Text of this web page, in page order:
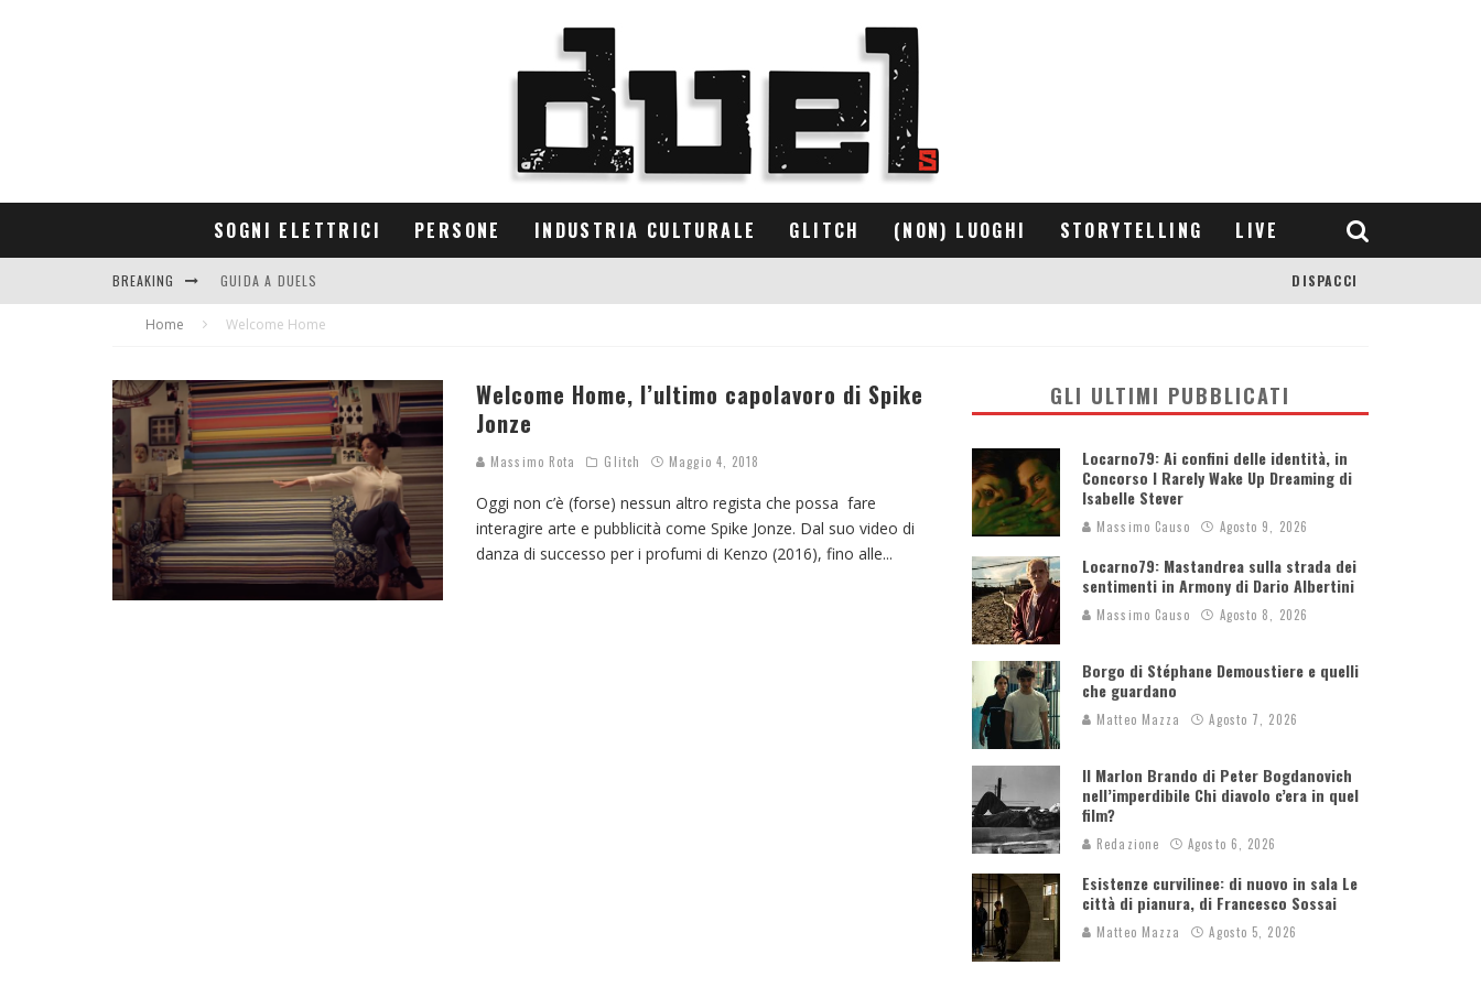
SOGNI ELETTRICI PERSONE INDUSTRIA CULTURALE GLITCH (NON) LUOGHI STORYTELLING LIVE
BREAKING GUIDA A DUELS
CONTRIBUTORS
DISPACCI
Home Welcome Home
Welcome Home, l’ultimo capolavoro di Spike
Jonze
Massimo Rota Glitch Maggio 4, 2018
Oggi non c’è (forse) nessun altro regista che possa fare
interagire arte e pubblicità come Spike Jonze. Dal suo video di
danza di successo per i profumi di Kenzo (2016), fino alle...
GLI ULTIMI PUBBLICATI
Locarno79: Ai confini delle identità, in
Concorso I Rarely Wake Up Dreaming di
Isabelle Stever
Massimo Causo Agosto 9, 2026
Locarno79: Mastandrea sulla strada dei
sentimenti in Armony di Dario Albertini
Massimo Causo Agosto 8, 2026
Borgo di Stéphane Demoustiere e quelli
che guardano
Matteo Mazza Agosto 7, 2026
Il Marlon Brando di Peter Bogdanovich
nell’imperdibile Chi diavolo c’era in quel
film?
Redazione Agosto 6, 2026
Esistenze curvilinee: di nuovo in sala Le
città di pianura, di Francesco Sossai
Matteo Mazza Agosto 5, 2026